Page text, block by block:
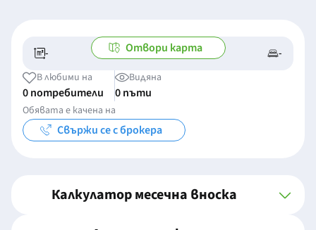
- -/- -
Отвори карта
В любими на
0 потребители
Видяна
0 пъти
Обявата е качена на
Свържи се с брокера
Калкулатор месечна вноска